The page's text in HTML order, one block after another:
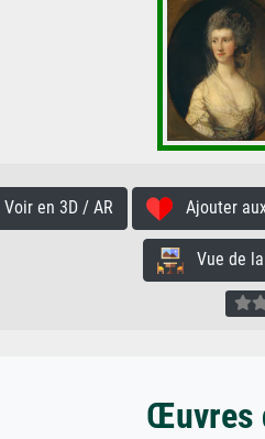
Voir en 3D / AR Ajouter
Vue de la
Œuvres